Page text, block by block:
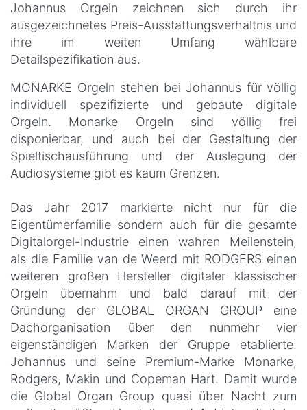
Johannus Orgeln zeichnen sich durch ihr
ausgezeichnetes Preis-Ausstattungsverhältnis und
ihre im weiten Umfang wählbare
Detailspezifikation aus.
MONARKE Orgeln stehen bei Johannus für völlig
individuell spezifizierte und gebaute digitale
Orgeln. Monarke Orgeln sind völlig frei
disponierbar, und auch bei der Gestaltung der
Spieltischausführung und der Auslegung der
Audiosysteme gibt es kaum Grenzen.
Das Jahr 2017 markierte nicht nur für die
Eigentümerfamilie sondern auch für die gesamte
Digitalorgel-Industrie einen wahren Meilenstein,
als die Familie van de Weerd mit RODGERS einen
weiteren großen Hersteller digitaler klassischer
Orgeln übernahm und bald darauf mit der
Gründung der GLOBAL ORGAN GROUP eine
Dachorganisation über den nunmehr vier
eigenständigen Marken der Gruppe etablierte:
Johannus und seine Premium-Marke Monarke,
Rodgers, Makin und Copeman Hart. Damit wurde
die Global Organ Group quasi über Nacht zum